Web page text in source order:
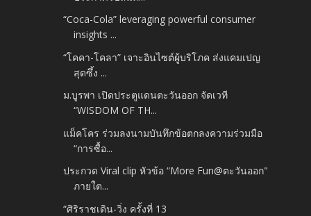
“Coca-Cola” leveraging powerful consumer
insights ...
“โคคา-โคลา” เจาะอินไซต์ผู้บริโภค ส่งแคมเปญ
สุดซึ้ง ...
ม.บูรพา เปิดประตูแดนตะวันออก จัดเวที
“WISDOM OF TH...
แม็คโคร ร่วมลงนามบันทึกข้อตกลงความร่วมมือ
“การซื้อ...
ประกวด Viral clip หัวข้อ “More Fun@ตะวันออก"
ภายใต...
“ศิริราชเดิน-วิ่ง ครั้งที่ 13